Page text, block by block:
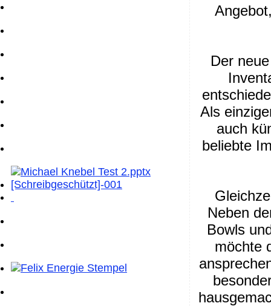
Der
Als
auch
beliebte
Neben
Bowls
möchte